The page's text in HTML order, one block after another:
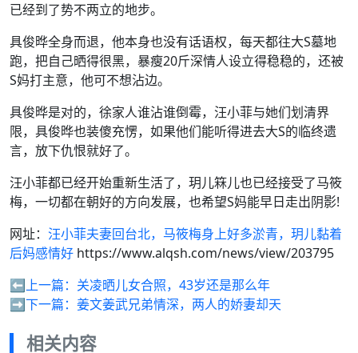
已经到了势不两立的地步。
具俊晔全身而退，他本身也没有话语权，每天都往大S墓地
跑，把自己晒得很黑，暴瘦20斤深情人设立得稳稳的，还被
S妈打主意，他可不想沾边。
具俊晔是对的，徐家人谁沾谁倒霉，汪小菲与她们划清界
限，具俊晔也装傻充愣，如果他们能听得进去大S的临终遗
言，放下仇恨就好了。
汪小菲都已经开始重新生活了，玥儿箖儿也已经接受了马筱
梅，一切都在朝好的方向发展，也希望S妈能早日走出阴影!
网址： 汪小菲夫妻回台北，马筱梅身上好多淤青，玥儿黏着
后妈感情好 https://www.alqsh.com/news/view/203795
⬅️上一篇： 关凌晒儿女合照，43岁还是那么年
➡️下一篇： 姜文姜武兄弟情深，两人的娇妻却天
相关内容